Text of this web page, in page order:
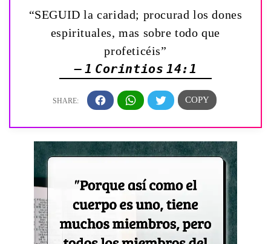
“SEGUID la caridad; procurad los dones
espirituales, mas sobre todo que
profeticéis”
— 1 Corintios 14:1